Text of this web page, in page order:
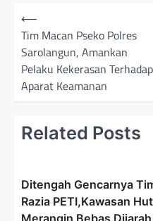
N
g
⟵
Tim Macan Pseko Polres
Sarolangun, Amankan
Pelaku Kekerasan Terhadap
Aparat Keamanan
Related Posts
Ditengah Gencarnya
Razia PETI,Kawasan
Merangin Bebas